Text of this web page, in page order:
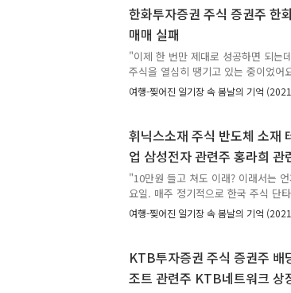
다 증권거래세 물어야 하는 건 알고
실제 이렇게 증권거래세 때문에 손실
2021년 3월 한국 주식 매매 성적이
만 못 했다는 말이었어요. 그러니까
한화투자증권 주식 증권주 한
매매 실패
"이제 한 번만 제대로 성공하면 되
주식을 열심히 땡기고 있는 중이었어
자증권 주식, 휘닉스소재 주식에서 승
1%를 달성 못 하고 있었어요. 간신
서 10만원을 다 동원하지는 못해요.
히는 돈이 얼마 있어서 10만원 들고
매수하지 못해요. 여기에 주식은 소
대한 다 쏟아부어서 매수할 수도 없
여행-찢어진 일기장 속 봄날의 기억
휘닉스소재 주식 반도체 소재
업 삼성전자 관련주 홍라희
삼성전자 이재용 관련주
"10만원 들고 쳐도 이래? 이래서는
요일. 매주 정기적으로 한국 주식 단
기일이었어요. 이날은 아주 작정하고
려고 10만원을 들고 한국 주식 단타
아니면 도로 버티지 않으면 남은 이
이야기가 달랐어요. 이틀간 딱 1%
종합 성적 수익 1%만 내면 끝이었어
여행-찢어진 일기장 속 봄날의 기억
KTB투자증권 주식 증권주 배
조트 관련주 KTB네트워크 상